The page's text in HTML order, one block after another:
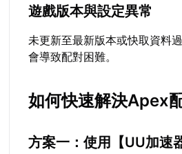
遊戲版本與設定異常
未更新至最新版本或快取資料
會導致配對困難。
如何快速解決Apex
方案一：使用【UU加速